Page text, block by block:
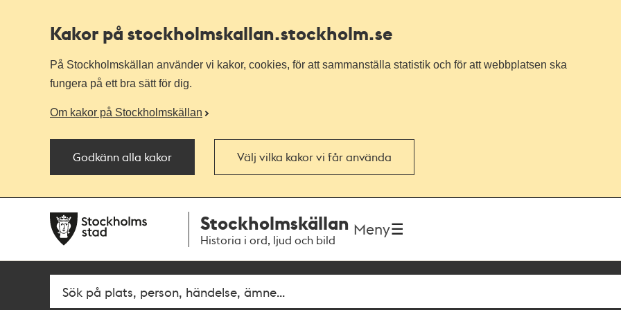
Kakor på stockholmskallan.stockholm.se
På Stockholmskällan använder vi kakor, cookies, för att sammanställa statistik och för att webbplatsen ska
fungera på ett bra sätt för dig.
Om kakor på Stockholmskällan
Godkänn alla kakor Välj vilka kakor vi får använda
navigationen
huvudinnehållet
Stockholmskällan
Historia i ord, ljud och bild
Meny
SökFritextsök